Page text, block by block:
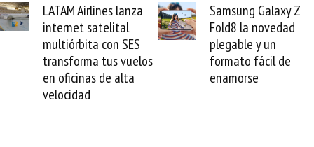
lanza
con SES
tus vuelos
de alta
Samsung Galaxy Z
Fold8 la novedad
plegable y un
formato fácil de
enamorse
valida